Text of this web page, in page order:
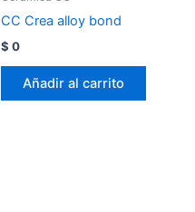
CC Crea alloy bond
$ 0
Añadir al carrito